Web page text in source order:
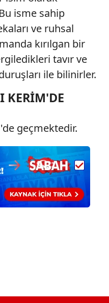
kişilere ait çerezler
çeşitli kişisel
olan çerezler bilgi
amacıyla
sitemizin daha işlevsel
sizlere yönelik
kullanılacaktır.
yer alan panel
ilişkin detaylı bilgi
Çerez Bilgilendirme
Kanunu uyarınca
okumak ve sitemizde
çerezlerle ilgili bilgi
isme sahip
ve ruhsal
kırılgan bir
tavır ve
ile bilinirler.
KERİM'DE
geçmektedir.